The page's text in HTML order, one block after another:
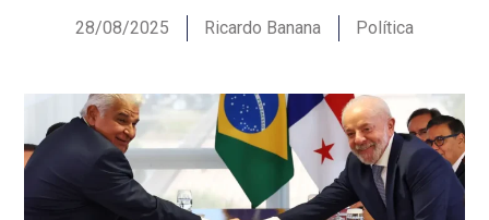
28/08/2025 Ricardo Banana Política